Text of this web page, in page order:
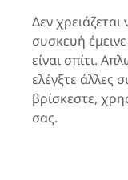
Δεν
συσκευή
είναι σπίτι.
ελέγξτε άλλες
βρίσκεστε,
σας.